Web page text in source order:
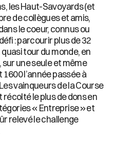
les Haut-Savoyards (et
de collègues et amis,
le coeur, connus ou
: parcourir plus de 32
quasi tour du monde, en
sur une seule et même
1600 l’année passée à
vainqueurs de la Course
le plus de dons en
« Entreprise » et
relevé le challenge